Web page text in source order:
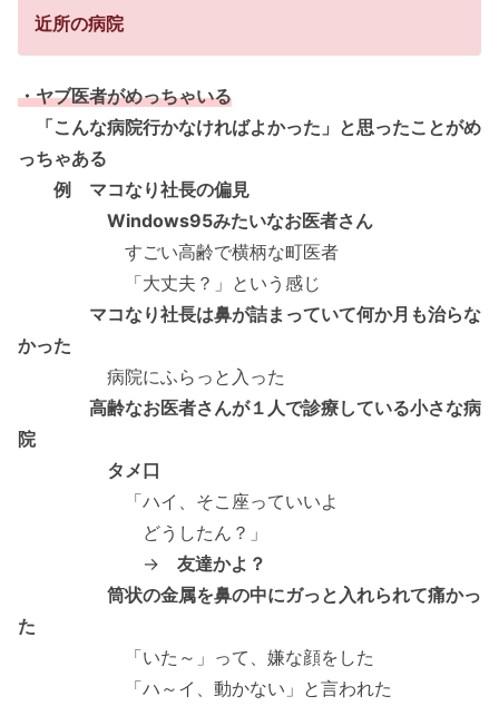
近所の病院
・ヤブ医者がめっちゃいる
「こんな病院行かなければよかった」と思ったことがめ
っちゃある
例 マコなり社長の偏見
Windows95みたいなお医者さん
すごい高齢で横柄な町医者
「大丈夫？」という感じ
マコなり社長は鼻が詰まっていて何か月も治らな
かった
病院にふらっと入った
高齢なお医者さんが１人で診療している小さな病
院
タメ口
「ハイ、そこ座っていいよ
どうしたん？」
→ 友達かよ？
筒状の金属を鼻の中にガっと入れられて痛かっ
た
「いた～」って、嫌な顔をした
「ハ～イ、動かない」と言われた